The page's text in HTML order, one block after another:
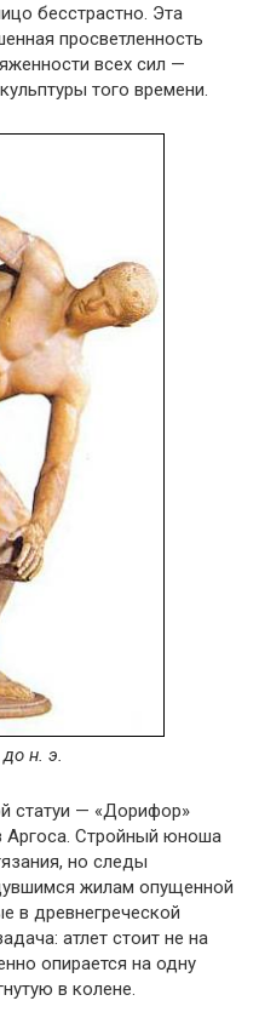
бесстрастно. Эта
просветленность
всех сил —
того времени.
н. э.
статуи — «Дорифор»
Аргоса. Стройный юноша
но следы
жилам опущенной
в древнегреческой
атлет стоит не на
опирается на одну
в колене.